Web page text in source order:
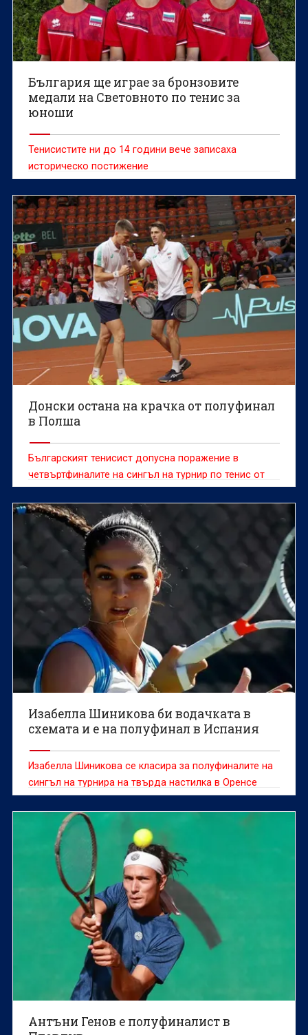
България ще играе за бронзовите
медали на Световното по тенис за
юноши
Тенисистите ни до 14 години вече записаха
историческо постижение
Донски остана на крачка от полуфинал
в Полша
Българският тенисист допусна поражение в
четвъртфиналите на сингъл на турнир по тенис от
сериите "Чалънджър"
Изабелла Шиникова би водачката в
схемата и е на полуфинал в Испания
Изабелла Шиникова се класира за полуфиналите на
сингъл на турнира на твърда настилка в Оренсе
(Испания) с награден фонд от 60 хиляди долара.
Антъни Генов е полуфиналист в